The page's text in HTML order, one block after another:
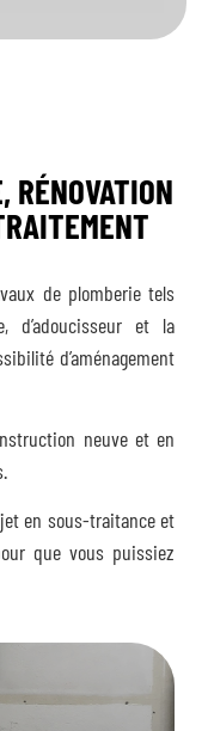
RÉNOVATION
de plomberie tels
d’adoucisseur et la
d’aménagement
neuve et en
en sous-traitance et
que vous puissiez